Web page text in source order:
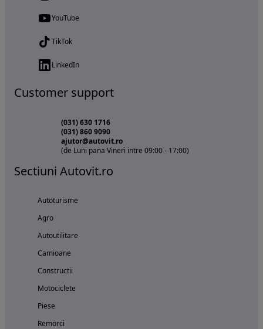
YouTube
TikTok
LinkedIn
Customer support
(031) 630 1716
(031) 860 9090
ajutor@autovit.ro
(de Luni pana Vineri intre 09:00 - 17:00)
Sectiuni Autovit.ro
Autoturisme
Agro
Autoutilitare
Camioane
Constructii
Motociclete
Piese
Remorci